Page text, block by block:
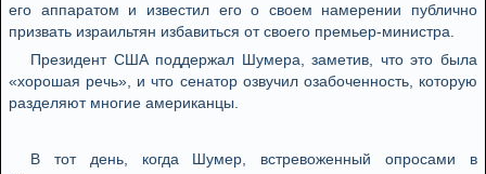
его аппаратом и известил его о своем намерении публично
призвать израильтян избавиться от своего премьер-министра.
Президент США поддержал Шумера, заметив, что это была
«хорошая речь», и что сенатор озвучил озабоченность, которую
разделяют многие американцы.
В тот день, когда Шумер, встревоженный опросами в